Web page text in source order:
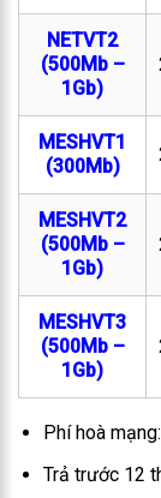
NETVT2
(500Mb –
1Gb)
MESHVT1
(300Mb)
MESHVT2
(500Mb –
1Gb)
MESHVT3
(500Mb –
1Gb)
Phí hoà
Trả trước 12